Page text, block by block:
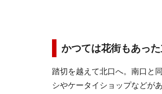
かつては花街もあっ
踏切を越えて北口へ。南口と
シやケータイショップなどが